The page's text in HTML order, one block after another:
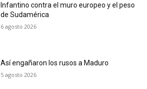
Infantino contra el muro europeo y el peso
de Sudamérica
6 agosto 2026
Así engañaron los rusos a Maduro
5 agosto 2026